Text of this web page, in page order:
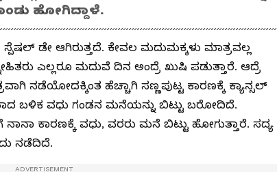
ಹೋಗಿದ್ದಾಳೆ.
ಡೇ ಆಗಿರುತ್ತದೆ. ಕೇವಲ ಮದುಮಕ್ಕಳು ಮಾತ್ರವಲ್ಲ
ಎಲ್ಲರೂ ಮದುವೆ ದಿನ ಅಂದ್ರೆ ಖುಷಿ ಪಡುತ್ತಾರೆ. ಆದ್ರೆ
ನಡೆಯೋದಕ್ಕಿಂತ ಹೆಚ್ಚಾಗಿ ಸಣ್ಣಪುಟ್ಟ ಕಾರಣಕ್ಕೆ ಕ್ಯಾನ್ಸಲ್
ಬಳಿಕ ವಧು ಗಂಡನ ಮನೆಯನ್ನು ಬಿಟ್ಟು ಬರೋದಿದೆ.
ಕಾರಣಕ್ಕೆ ವಧು, ವರರು ಮನೆ ಬಿಟ್ಟು ಹೋಗುತ್ತಾರೆ. ಸದ್ಯ
ನಡೆದಿದೆ.